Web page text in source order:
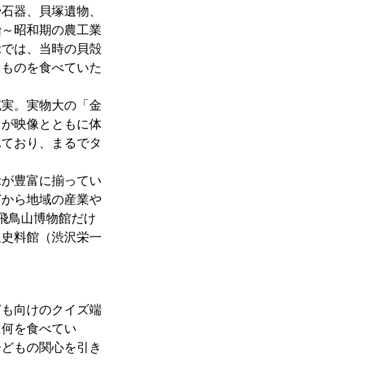
器、貝塚遺物、
昭和期の農工業
は、当時の貝殻
のを食べていた
。実物大の「金
映像とともに体
おり、まるでタ
豊富に揃ってい
ら地域の産業や
鳥山博物館だけ
料館（渋沢栄一
向けのクイズ端
を食べてい
もの関心を引き